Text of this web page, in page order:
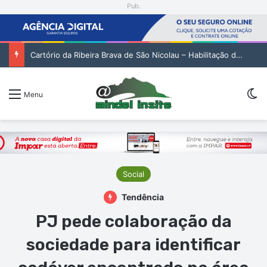
Pub.
Encenadora Zia Soares orienta residência artística em São Vicente
Menu
Social
Tendência
PJ pede colaboração da
sociedade para identificar